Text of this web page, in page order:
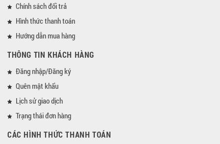
Chính sách đổi trả
Hình thức thanh toán
Hướng dẫn mua hàng
THÔNG TIN KHÁCH HÀNG
Đăng nhập/Đăng ký
Quên mật khẩu
Lịch sử giao dịch
Trạng thái đơn hàng
CÁC HÌNH THỨC THANH TOÁN